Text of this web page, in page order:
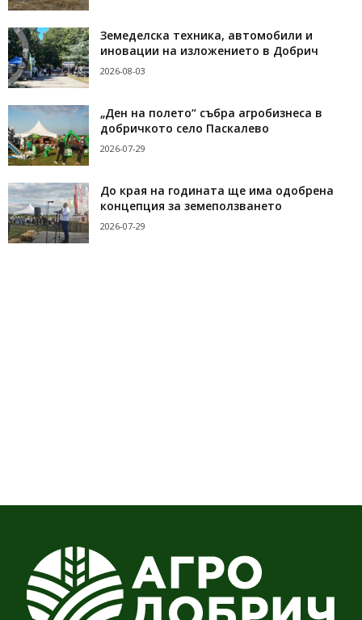
Земеделска техника, автомобили и
иновации на изложението в Добрич
2026-08-03
„Ден на полето“ събра агробизнеса в
добричкото село Паскалево
2026-07-29
До края на годината ще има одобрена
концепция за земеползването
2026-07-29